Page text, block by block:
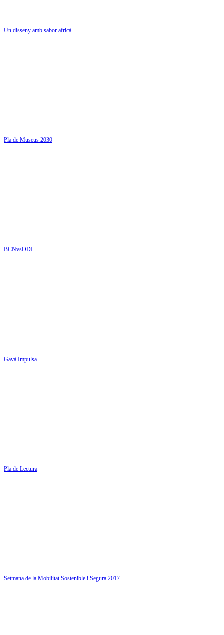
Un disseny amb sabor africà
Pla de Museus 2030
BCNvsODI
Gavà Impulsa
Pla de Lectura
Setmana de la Mobilitat Sostenible i Segura 2017